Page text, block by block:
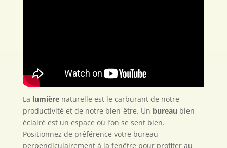
La lumièrenaturelle est le carburant de notre
productivité et de notre bien-être. Un bureau bien
éclairé est un espace où l’on se sent bien.
Positionnez de préférence votre bureau
perpendiculairement à la fenêtre pour profiter au